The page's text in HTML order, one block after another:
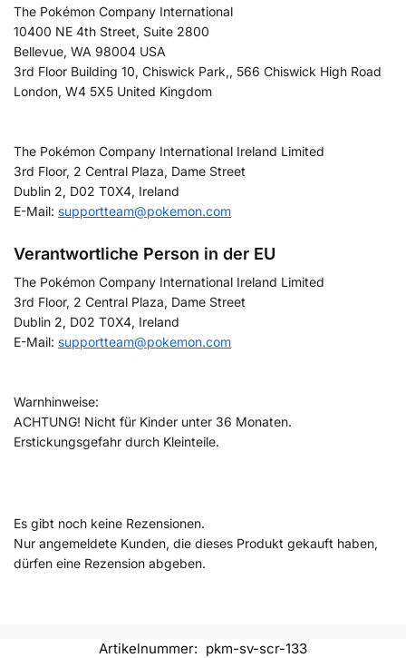
The Pokémon Company International
10400 NE 4th Street, Suite 2800
Bellevue, WA 98004 USA
3rd Floor Building 10, Chiswick Park,, 566 Chiswick High Road
London, W4 5X5 United Kingdom
The Pokémon Company International Ireland Limited
3rd Floor, 2 Central Plaza, Dame Street
Dublin 2, D02 T0X4, Ireland
E-Mail: supportteam@pokemon.com
Verantwortliche Person in der EU
The Pokémon Company International Ireland Limited
3rd Floor, 2 Central Plaza, Dame Street
Dublin 2, D02 T0X4, Ireland
E-Mail: supportteam@pokemon.com
Warnhinweise:
ACHTUNG! Nicht für Kinder unter 36 Monaten.
Erstickungsgefahr durch Kleinteile.
Es gibt noch keine Rezensionen.
Nur angemeldete Kunden, die dieses Produkt gekauft haben,
dürfen eine Rezension abgeben.
Artikelnummer: pkm-sv-scr-133